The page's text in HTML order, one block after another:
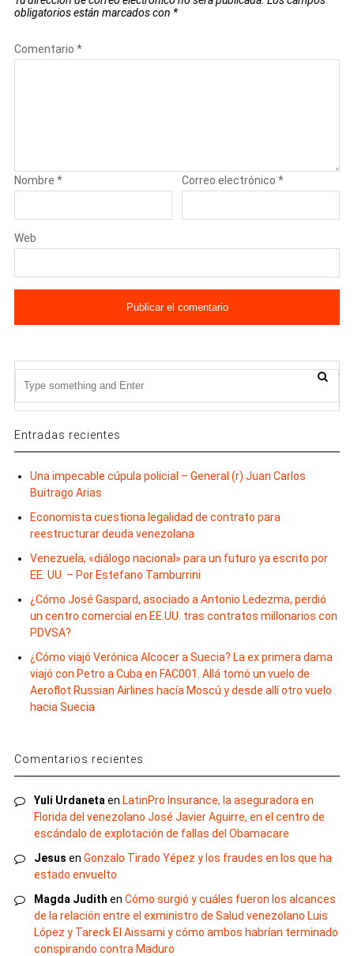
obligatorios están marcados con *
Comentario *
Nombre * Correo electrónico*
Web
Entradas recientes
Una impecable cúpula policial – General (r) Juan Carlos
Buitrago Arias
Economista cuestiona legalidad de contrato para
reestructurar deuda venezolana
Venezuela, «diálogo nacional» para un futuro ya escrito por
EE. UU. – Por Estefano Tamburrini
¿Cómo José Gaspard, asociado a Antonio Ledezma, perdió
un centro comercial en EE.UU. tras contratos millonarios con
PDVSA?
¿Cómo viajó Verónica Alcocer a Suecia? La ex primera dama
viajó con Petro a Cuba en FAC001. Allá tomó un vuelo de
Aeroflot Russian Airlines hacía Moscú y desde allí otro vuelo
hacia Suecia
Comentarios recientes
Yuli Urdaneta en LatinPro Insurance, la aseguradora en
Florida del venezolano José Javier Aguirre, en el centro de
escándalo de explotación de fallas del Obamacare
Jesus en Gonzalo Tirado Yépez y los fraudes en los que ha
estado envuelto
Magda Judith en Cómo surgió y cuáles fueron los alcances
de la relación entre el exministro de Salud venezolano Luis
López y Tareck El Aissami y cómo ambos habrían terminado
conspirando contra Maduro